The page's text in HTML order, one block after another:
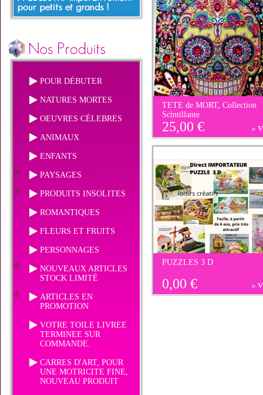
POUR DÉBUTER
NATURES MORTES
OEUVRES CÉLEBRES
ANIMAUX
ENFANTS
PAYSAGES
PRODUITS INSOLITES
ROMANTIQUES
FLEURS ET FRUITS
PERSONNAGES
NOUVEAUX ARTICLES
STOCK LIMITÉ
ARTICLES EN
PROMOTION
VOTRE TOILE LIVREE
TERMINEE SUR
COMMANDE.
CARRES D'ART, POUR
UNE MOTRICITE FINE,
NOUVEAU PRODUIT
TETE de MORT, Collection
Scintillante
25,00 €
PUZZLES 3 D
0,00 €